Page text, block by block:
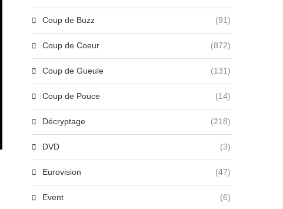
Coup de Buzz (91)
Coup de Coeur (872)
Coup de Gueule (131)
Coup de Pouce (14)
Décryptage (218)
DVD (3)
Eurovision (47)
Event (6)